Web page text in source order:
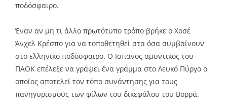
ποδόσφαιρο.
Έναν αν μη τι άλλο πρωτότυπο τρόπο βρήκε ο Χοσέ
Άνχελ Κρέσπο για να τοποθετηθεί στα όσα συμβαίνουν
στο ελληνικό ποδόσφαιρο. Ο Ισπανός αμυντικός του
ΠΑΟΚ επέλεξε να γράψει ένα γράμμα στο Λευκό Πύργο ο
οποίος αποτελεί τον τόπο συνάντησης για τους
πανηγυρισμούς των φίλων του δικεφάλου του Βορρά.